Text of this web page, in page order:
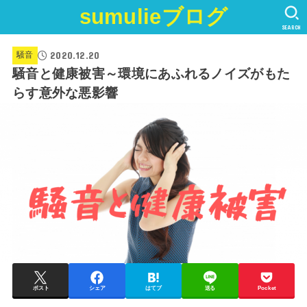
sumulieブログ SEARCH
騒音 2020.12.20
騒音と健康被害～環境にあふれるノイズがもた
らす意外な悪影響
ポスト シェア はてブ 送る Pocket